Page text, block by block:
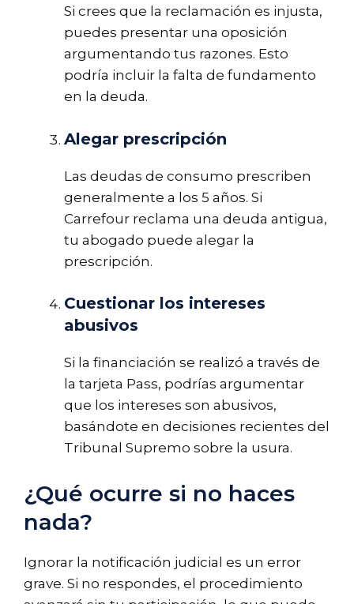
Si crees que la reclamación es injusta,
puedes presentar una oposición
argumentando tus razones. Esto
podría incluir la falta de fundamento
en la deuda.
Alegar prescripción
Las deudas de consumo prescriben
generalmente a los 5 años. Si
Carrefour reclama una deuda antigua,
tu abogado puede alegar la
prescripción.
Cuestionar los intereses
abusivos
Si la financiación se realizó a través de
la tarjeta Pass, podrías argumentar
que los intereses son abusivos,
basándote en decisiones recientes del
Tribunal Supremo sobre la usura.
¿Qué ocurre si no haces
nada?
Ignorar la notificación judicial es un error
grave. Si no respondes, el procedimiento